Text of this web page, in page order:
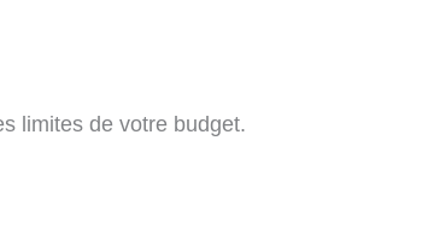
limites de votre budget.